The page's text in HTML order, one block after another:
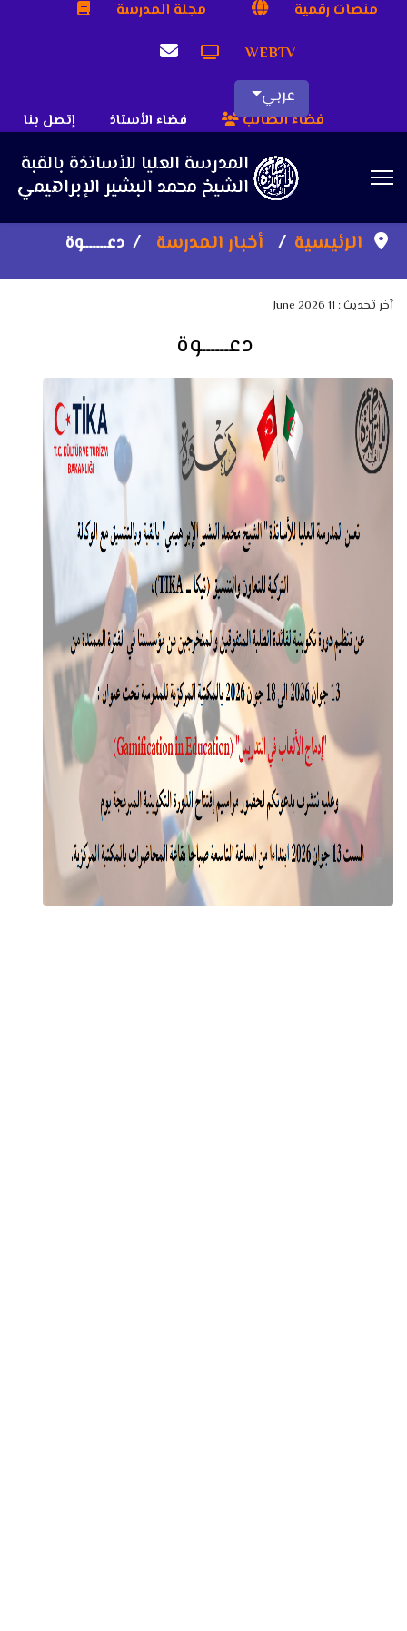
منصات رقمية
مجلة المدرسة
WEBTV
عربي
إتصل بنا فضاء الأستاذ فضاء الطالب
الرئيسية أخبار المدرسة دعــــــوة
آخر تحديث : 11 June 2026
دعــــــوة